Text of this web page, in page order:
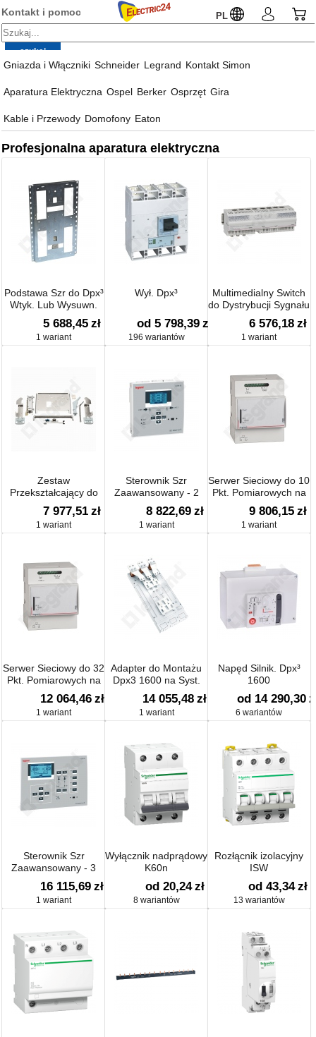
Kontakt i pomoc PL
Gniazda i Włączniki Schneider Legrand Kontakt Simon
Aparatura Elektryczna Ospel Berker Osprzęt Gira
Kable i Przewody Domofony Eaton
Profesjonalna aparatura elektryczna
Podstawa Szr do Dpx³
Wtyk. Lub Wysuwn.
5 688,45 zł
1 wariant
Wył. Dpx³
od 5 798,39 zł
196 wariantów
Multimedialny Switch
do Dystrybucji Sygnału
Telef, Internetu, Tv
Kablowej
6 576,18 zł
1 wariant
Zestaw
Przekształcający do
Wersji Wysuwanej 4p
2500
7 977,51 zł
1 wariant
Sterownik Szr
Zaawansowany - 2
Aparaty
8 822,69 zł
1 wariant
Serwer Sieciowy do 10
Pkt. Pomiarowych na
Wspornik Th35
9 806,15 zł
1 wariant
Serwer Sieciowy do 32
Pkt. Pomiarowych na
Wspornik Th35
12 064,46 zł
1 wariant
Adapter do Montażu
Dpx3 1600 na Syst.
Szyn 185 Mm, Przył.
Górne
14 055,48 zł
1 wariant
Napęd Silnik. Dpx³
1600
od 14 290,30
6 wariantów
Sterownik Szr
Zaawansowany - 3
Aparaty
16 115,69 zł
1 wariant
Wyłącznik nadprądowy
K60n
od 20,24 zł
8 wariantów
Rozłącnik izolacyjny
ISW
od 43,34 zł
13 wariantów